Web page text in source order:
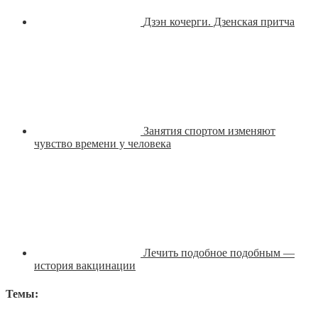
Дзэн кочерги. Дзенская притча
Занятия спортом изменяют
чувство времени у человека
Лечить подобное подобным —
история вакцинации
Темы: